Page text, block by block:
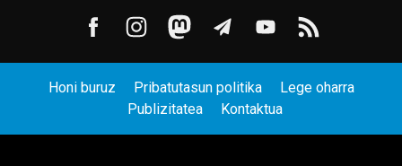
Honi buruz Pribatutasun politika
Lege oharra
Publizitatea
Kontaktua